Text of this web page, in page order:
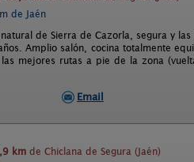
de Jaén
de Sierra de Cazorla, segura y
Amplio salón, cocina totalmente
mejores rutas a pie de la zona
Email
km de Chiclana de Segura (Jaén)